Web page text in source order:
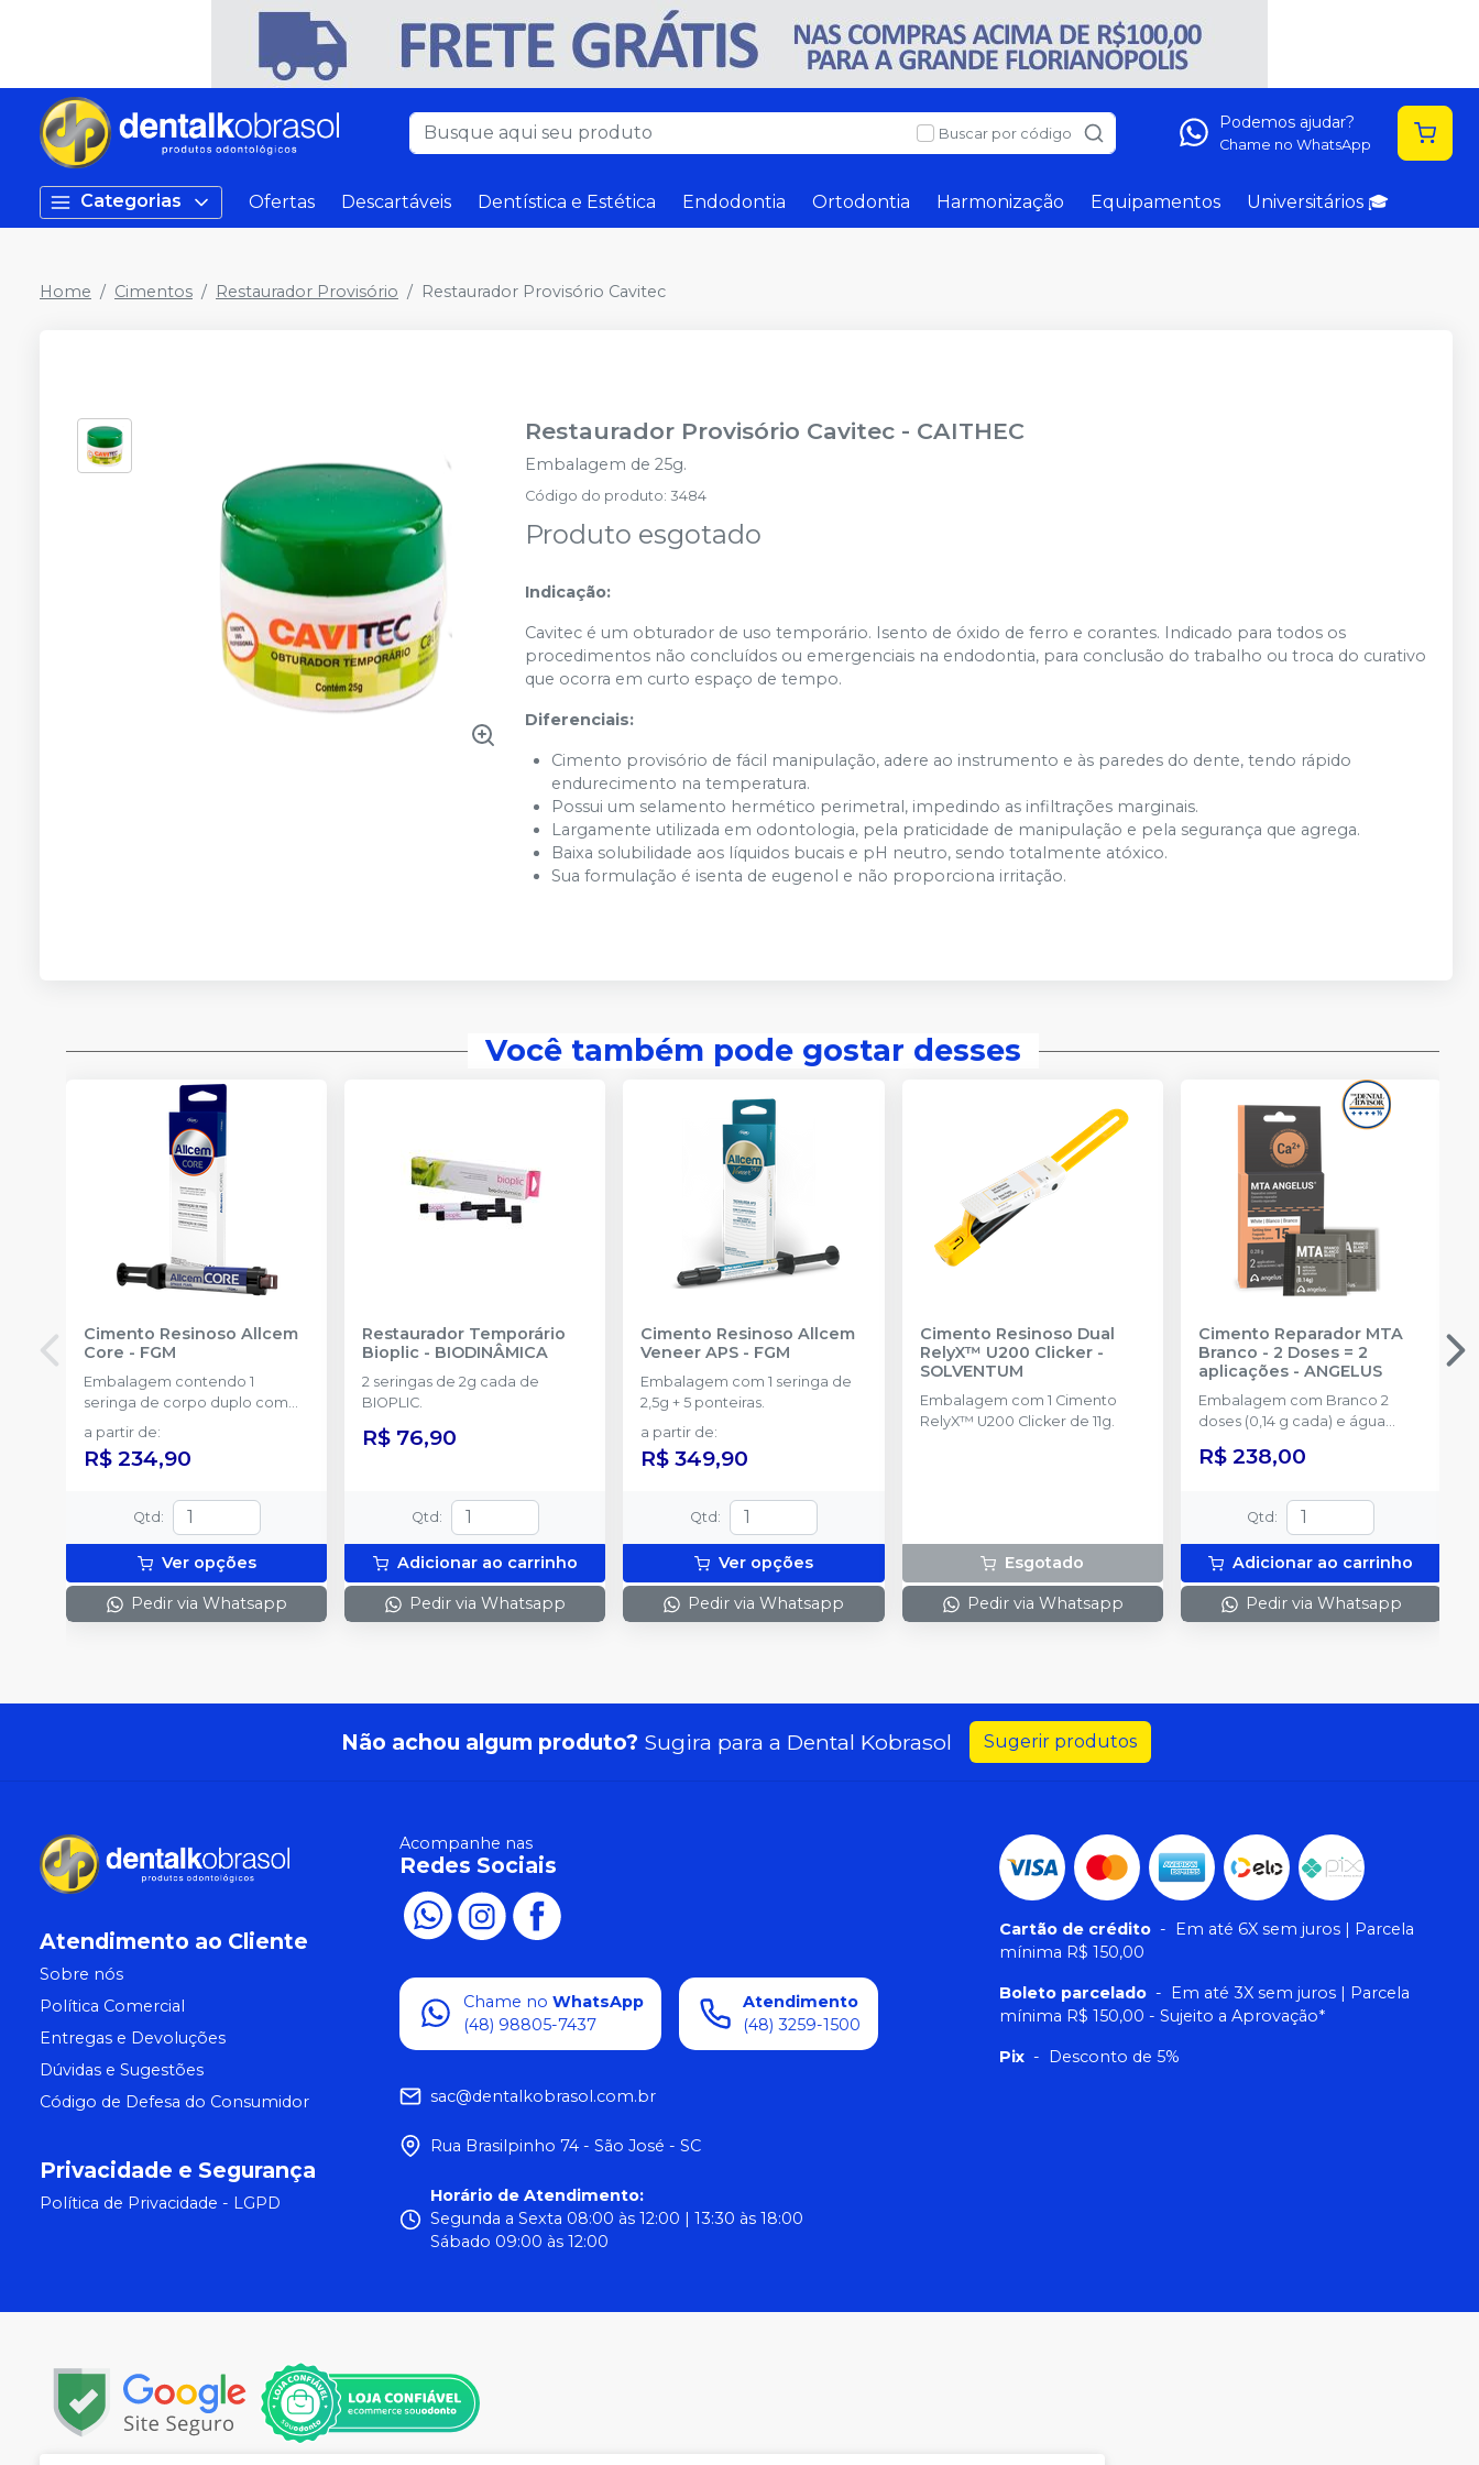
Buscar por código
Podemos ajudar?
Chame no WhatsApp
Categorias Ofertas Descartáveis Dentística e Estética Endodontia Ortodontia Harmonização Equipamentos Universitários 🎓
Home Cimentos Restaurador Provisório Restaurador Provisório Cavitec
Restaurador Provisório Cavitec - CAITHEC
Embalagem de 25g.
Código do produto:3484
Produto esgotado
Indicação:
Cavitec é um obturador de uso temporário. Isento de óxido de ferro e corantes. Indicado para todos os
procedimentos não concluídos ou emergenciais na endodontia, para conclusão do trabalho ou troca do curativo
que ocorra em curto espaço de tempo.
Diferenciais:
Cimento provisório de fácil manipulação, adere ao instrumento e às paredes do dente, tendo rápido
endurecimento na temperatura.
Possui um selamento hermético perimetral, impedindo as infiltrações marginais.
Largamente utilizada em odontologia, pela praticidade de manipulação e pela segurança que agrega.
Baixa solubilidade aos líquidos bucais e pH neutro, sendo totalmente atóxico.
Sua formulação é isenta de eugenol e não proporciona irritação.
Você também pode gostar desses
Cimento Resinoso Allcem
Core - FGM
Embalagem contendo 1
seringa de corpo duplo com
6g e 8 ponteiras
a partir de:
R$ 234,90
Qtd :
Ver opções
Pedir via Whatsapp
Restaurador Temporário
Bioplic - BIODINÂMICA
2 seringas de 2g cada de
BIOPLIC.
R$ 76,90
Qtd :
Adicionar ao carrinho
Pedir via Whatsapp
Cimento Resinoso Allcem
Veneer APS - FGM
Embalagem com 1 seringa de
2,5g + 5 ponteiras.
a partir de:
R$ 349,90
Qtd :
Ver opções
Pedir via Whatsapp
Cimento Resinoso Dual
RelyX™ U200 Clicker-
SOLVENTUM
Embalagem com 1 Cimento
RelyX™ U200 Clicker de 11g.
Esgotado
Pedir via Whatsapp
Cimento Reparador MTA
Branco - 2 Doses = 2
aplicações- ANGELUS
Embalagem com Branco 2
doses (0,14 g cada) e água
R$ 238,00
Qtd :
Adicionar ao carrinho
Pedir via Whatsapp
Não achou algum produto? Sugira para a Dental Kobrasol Sugerir produtos
Atendimento ao Cliente
Sobre nós
Política Comercial
Entregas e Devoluções
Dúvidas e Sugestões
Código de Defesa do Consumidor
Privacidade e Segurança
Política de Privacidade - LGPD
Acompanhe nas
Redes Sociais
Chame no WhatsApp
(48) 98805-7437
Atendimento
(48) 3259-1500
sac@dentalkobrasol.com.br
Rua Brasilpinho 74 - São José - SC
Horário de Atendimento:
Segunda a Sexta 08:00 às 12:00 | 13:30 às 18:00
Sábado 09:00 às 12:00
Cartão de crédito - Em até 6X sem juros | Parcela
mínima R$ 150,00
Boleto parcelado - Em até 3X sem juros | Parcela
mínima R$ 150,00 - Sujeito a Aprovação*
Pix - Desconto de 5%